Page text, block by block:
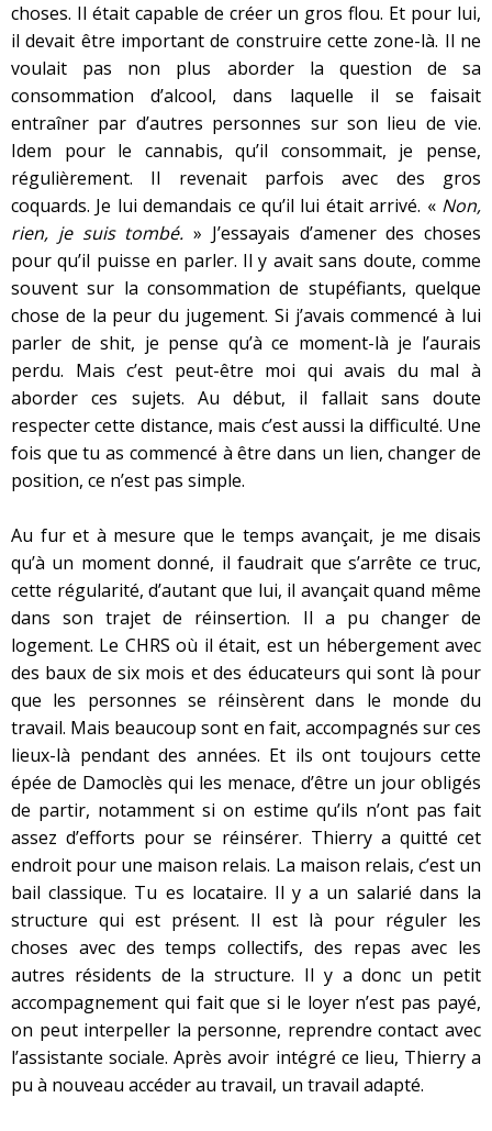
choses. Il était capable de créer un gros flou. Et pour lui,
il devait être important de construire cette zone-là. Il ne
voulait pas non plus aborder la question de sa
consommation d’alcool, dans laquelle il se faisait
entraîner par d’autres personnes sur son lieu de vie.
Idem pour le cannabis, qu’il consommait, je pense,
régulièrement. Il revenait parfois avec des gros
coquards. Je lui demandais ce qu’il lui était arrivé. « Non,
rien, je suis tombé. » J’essayais d’amener des choses
pour qu’il puisse en parler. Il y avait sans doute, comme
souvent sur la consommation de stupéfiants, quelque
chose de la peur du jugement. Si j’avais commencé à lui
parler de shit, je pense qu’à ce moment-là je l’aurais
perdu. Mais c’est peut-être moi qui avais du mal à
aborder ces sujets. Au début, il fallait sans doute
respecter cette distance, mais c’est aussi la difficulté. Une
fois que tu as commencé à être dans un lien, changer de
position, ce n’est pas simple.
Au fur et à mesure que le temps avançait, je me disais
qu’à un moment donné, il faudrait que s’arrête ce truc,
cette régularité, d’autant que lui, il avançait quand même
dans son trajet de réinsertion. Il a pu changer de
logement. Le CHRS où il était, est un hébergement avec
des baux de six mois et des éducateurs qui sont là pour
que les personnes se réinsèrent dans le monde du
travail. Mais beaucoup sont en fait, accompagnés sur ces
lieux-là pendant des années. Et ils ont toujours cette
épée de Damoclès qui les menace, d’être un jour obligés
de partir, notamment si on estime qu’ils n’ont pas fait
assez d’efforts pour se réinsérer. Thierry a quitté cet
endroit pour une maison relais. La maison relais, c’est un
bail classique. Tu es locataire. Il y a un salarié dans la
structure qui est présent. Il est là pour réguler les
choses avec des temps collectifs, des repas avec les
autres résidents de la structure. Il y a donc un petit
accompagnement qui fait que si le loyer n’est pas payé,
on peut interpeller la personne, reprendre contact avec
l’assistante sociale. Après avoir intégré ce lieu, Thierry a
pu à nouveau accéder au travail, un travail adapté.